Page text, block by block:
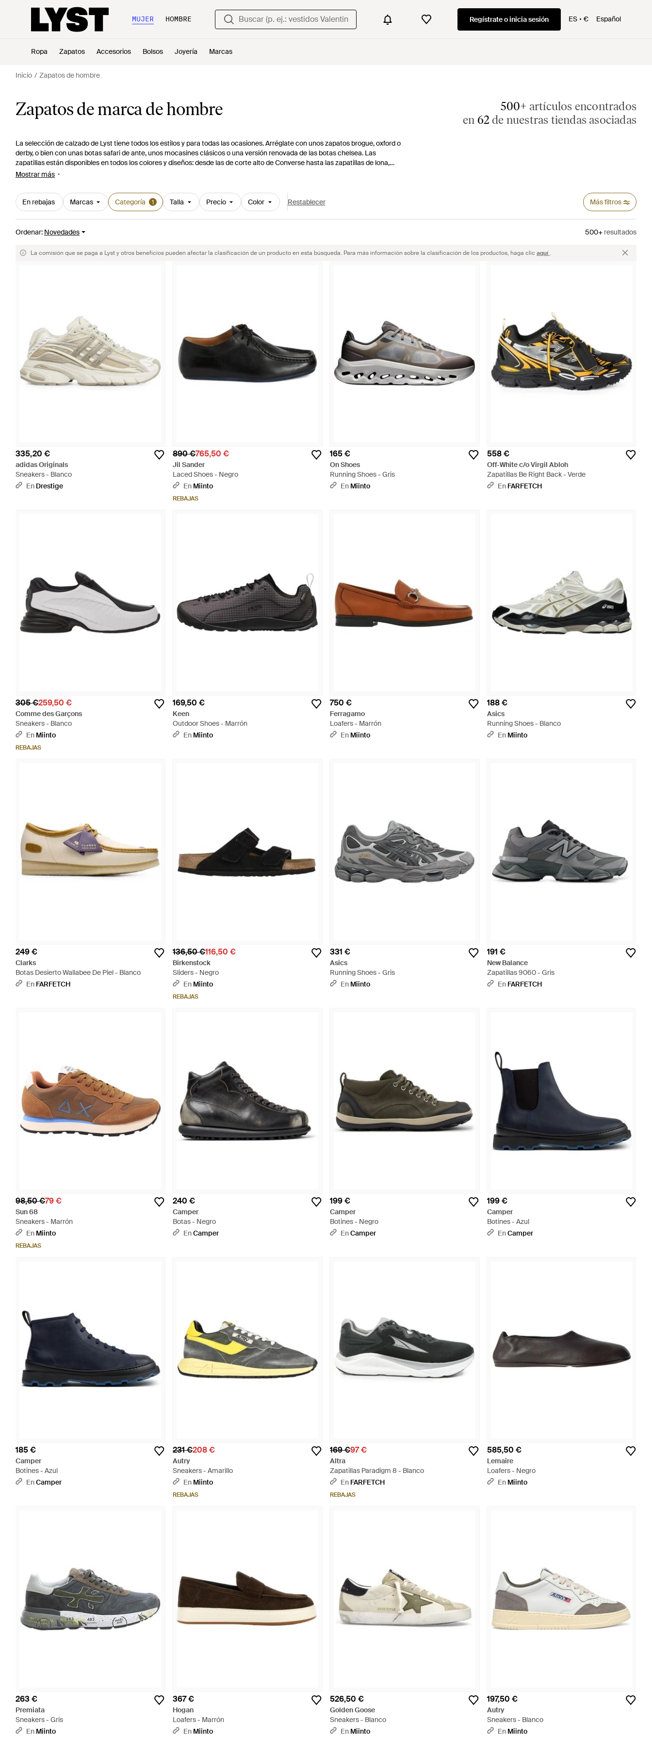
MUJER HOMBRE Regístrate o inicia sesión ES € Español
Ropa Zapatos Accesorios Bolsos Joyería Marcas
Inicio Zapatos de hombre
Zapatos de marca de hombre
La selección de calzado de Lyst tiene todos los estilos y para todas las ocasiones. Arréglate con unos zapatos brogue, oxford o
derby, o bien con unas botas safari de ante, unos mocasines clásicos o una versión renovada de las botas chelsea. Las
zapatillas están disponibles en todos los colores y diseños: desde las de corte alto de Converse hasta las zapatillas de lona,
entre otros modelos. Para el verano dispones de naúticos, alpargatas, sandalias y chanclas de dedo.
Mostrar más
500+ artículos encontrados
en 62 de nuestras tiendas asociadas
En rebajas Marcas Categoría 1 Talla Precio Color Restablecer Más filtros
Ordenar: Novedades 500+ resultados
La comisión que se paga a Lyst y otros beneficios pueden afectar la clasificación de un producto en esta búsqueda. Para más información sobre la clasificación de los productos, haga clic aquí.
335,20 €
adidas Originals
Sneakers - Blanco
En Drestige
890 €765,50 €
Jil Sander
Laced Shoes - Negro
En Miinto
REBAJAS
165 €
On Shoes
Running Shoes - Gris
En Miinto
558 €
Off-White c/o Virgil Abloh
Zapatillas Be Right Back - Verde
En FARFETCH
305 €259,50 €
Comme des Garçons
Sneakers - Blanco
En Miinto
REBAJAS
169,50 €
Keen
Outdoor Shoes - Marrón
En Miinto
750 €
Ferragamo
Loafers - Marrón
En Miinto
188 €
Asics
Running Shoes - Blanco
En Miinto
249 €
Clarks
Botas Desierto Wallabee De Piel - Blanco
En FARFETCH
136,50 €116,50 €
Birkenstock
Sliders - Negro
En Miinto
REBAJAS
331 €
Asics
Running Shoes - Gris
En Miinto
191 €
New Balance
Zapatillas 9060 - Gris
En FARFETCH
98,50 €79 €
Sun 68
Sneakers - Marrón
En Miinto
REBAJAS
240 €
Camper
Botas - Negro
EnCamper
199 €
Camper
Botines - Negro
EnCamper
199 €
Camper
Botines - Azul
EnCamper
185 €
Camper
Botines - Azul
EnCamper
231 €208 €
Autry
Sneakers - Amarillo
En Miinto
REBAJAS
169 €97 €
Altra
Zapatillas Paradigm 8 - Blanco
En FARFETCH
REBAJAS
585,50 €
Lemaire
Loafers - Negro
En Miinto
263 €
Premiata
Sneakers - Gris
En Miinto
367 €
Hogan
Loafers - Marrón
En Miinto
526,50 €
Golden Goose
Sneakers - Blanco
En Miinto
197,50 €
Autry
Sneakers - Blanco
En Miinto